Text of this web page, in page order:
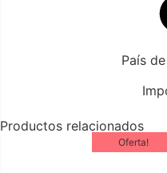
País
Productos relacionados
Oferta!